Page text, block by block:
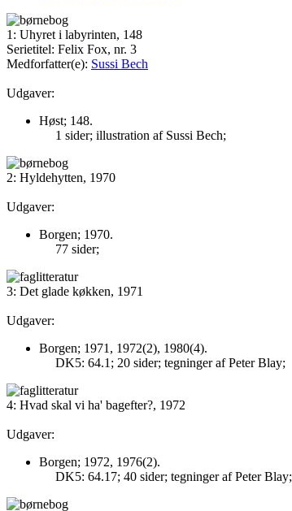
1: Uhyret i labyrinten, 148
Serietitel: Felix Fox, nr. 3
Medforfatter(e): Sussi Bech
Udgaver:
Høst; 148.
1 sider; illustration af Sussi Bech;
2: Hyldehytten, 1970
Udgaver:
Borgen; 1970.
77 sider;
3: Det glade køkken, 1971
Udgaver:
Borgen; 1971, 1972(2), 1980(4).
DK5: 64.1; 20 sider; tegninger af Peter Blay;
4: Hvad skal vi ha' bagefter?, 1972
Udgaver:
Borgen; 1972, 1976(2).
DK5: 64.17; 40 sider; tegninger af Peter Blay;